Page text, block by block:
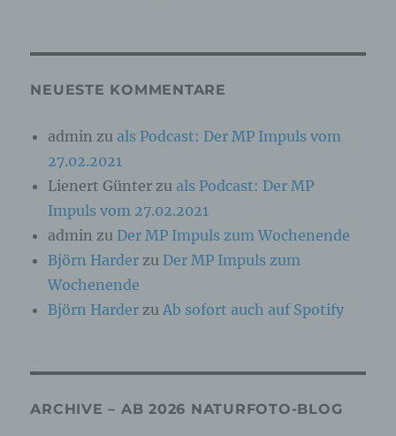
NEUESTE KOMMENTARE
admin zu als Podcast: Der MP Impuls vom
27.02.2021
Lienert Günter zu als Podcast: Der MP
Impuls vom 27.02.2021
admin zu Der MP Impuls zum Wochenende
Björn Harder zu Der MP Impuls zum
Wochenende
Björn Harder zu Ab sofort auch auf Spotify
ARCHIVE – AB 2026 NATURFOTO-BLOG
Verantwortlicher oder für die Verarbeitung
andere Stelle, die allein oder gemeinsam mit
anderen über die Zwecke und Mittel der
Verarbeitung von personenbezogenen Daten
entscheidet. Sind die Zwecke und Mittel dieser
Recht der Mitgliedstaaten vorgegeben, so kann
der Verantwortliche beziehungsweise können
die bestimmten Kriterien seiner Benennung
nach dem Unionsrecht oder dem Recht der
Mitgliedstaaten vorgesehen werden.
Auftragsverarbeiter ist eine natürliche oder
andere Stelle, die personenbezogene Daten im